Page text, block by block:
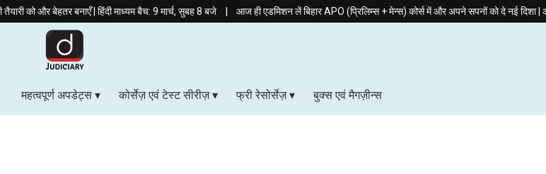
बनाएँ | हिंदी माध्यम बैच: 9 मार्च, सुबह 8 बजे|आज ही एडमिशन लें बिहार APO (प्रिलिम्स + मेन्स) कोर्स में और अपने सपनों को दे नई दिशा |
महत्वपूर्ण अपडेट्स कोर्सेज़ एवं टेस्ट सीरीज़ फ्री रेसोर्सेज़ बुक्स एवं मैगज़ीन्स